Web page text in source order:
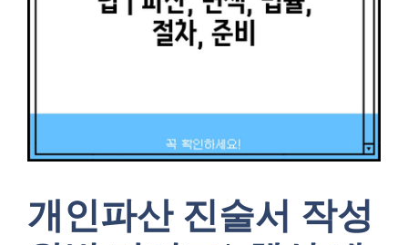
개인파산 진술서 작성